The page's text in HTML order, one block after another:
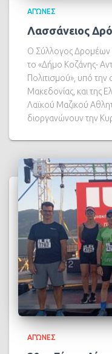
ΑΓΏΝΕΣ
Λασσάνειος
Ο Σύλλογος Δρομέων
το «Δήμο Κοζάνης-
Πολιτισμού», υπό την
Μακεδονίας, και της
Λαϊκού Μαζικού
διοργανώνουν την
ΑΓΏΝΕΣ